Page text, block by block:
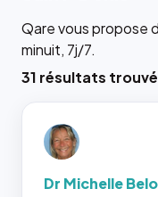
Qare vous propose
minuit, 7j/7.
31 résultats
Dr Michelle